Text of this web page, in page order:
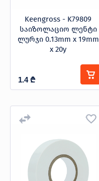
Keengross - K79809
საიზოლაციო ლენტი
ლურჯი 0.13mm x 19mm
x 20y
1.4 ₾